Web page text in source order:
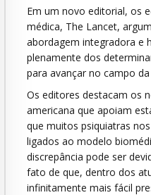
Em um novo editorial, os
médica, The Lancet,
abordagem integradora e
plenamente dos
para avançar no campo
Os editores destacam os
americana que apoiam
que muitos psiquiatras
ligados ao modelo
discrepância pode ser
fato de que, dentro dos
infinitamente mais fácil